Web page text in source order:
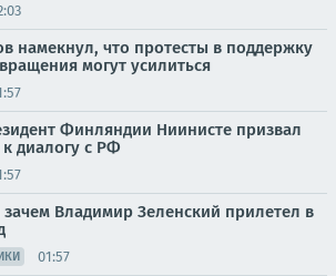
намекнул, что протесты в поддержку
могут усилиться
Финляндии Ниинисте призвал
диалогу с РФ
Владимир Зеленский прилетел в
01:57